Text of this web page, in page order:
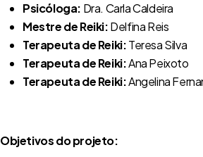
Psicóloga: Dra. Carla Caldeira
Mestre de Reiki:Delfina Reis
Terapeuta de Reiki:Teresa Silva
Terapeuta de Reiki:Ana Peixoto
Terapeuta de Reiki:Angelina
Objetivos do projeto: